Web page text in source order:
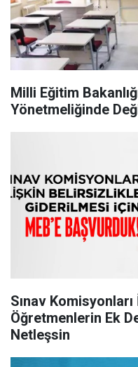
Milli Eğitim
Yönetmeliğinde
Sınav
Öğretmenlerin Ek
Netleşsin